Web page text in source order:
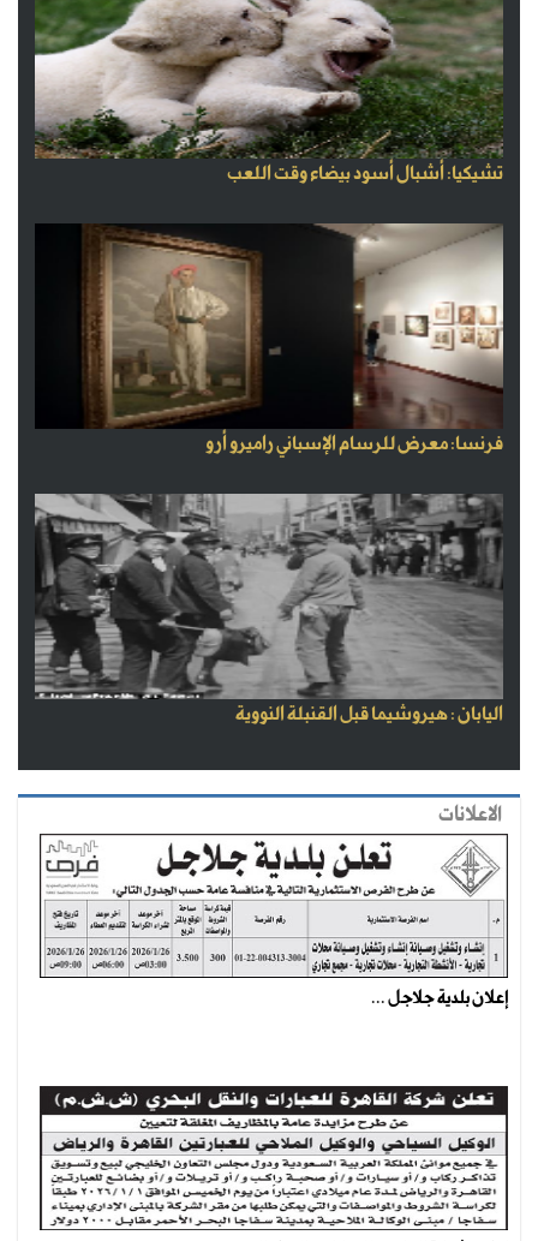
تشيكيا: أشبال أسود بيضاء وقت اللعب
فرنسا: معرض للرسام الإسباني راميرو أرو
اليابان : هيروشيما قبل القنبلة النووية
الاعلانات
إعلان بلدية جلاجل ...